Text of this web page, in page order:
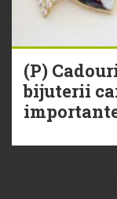
(P)
bijuterii